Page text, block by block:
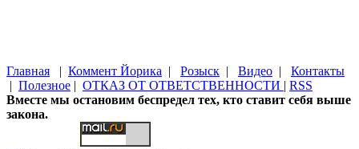
Главная | Коммент Йорика | Розыск | Видео | Контакты
| Полезное | ОТКАЗ ОТ ОТВЕТСТВЕННОСТИ | RSS
Вместе мы остановим беспредел тех, кто ставит себя выше
закона.